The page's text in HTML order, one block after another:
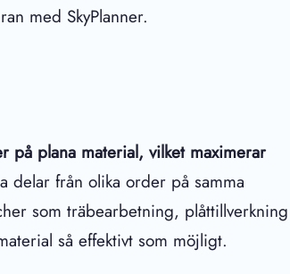
med SkyPlanner.
på plana material, vilket maximerar
delar från olika order på samma
som träbearbetning, plåttillverkning
så effektivt som möjligt.